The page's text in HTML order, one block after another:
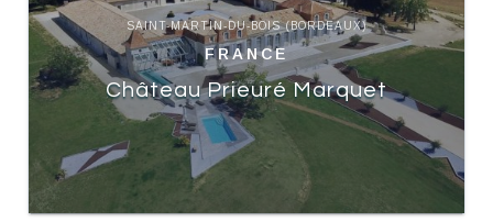
Château Prieuré Marquet
SAINT-MARTIN-DU-BOIS (BORDEAUX)
FRANCE